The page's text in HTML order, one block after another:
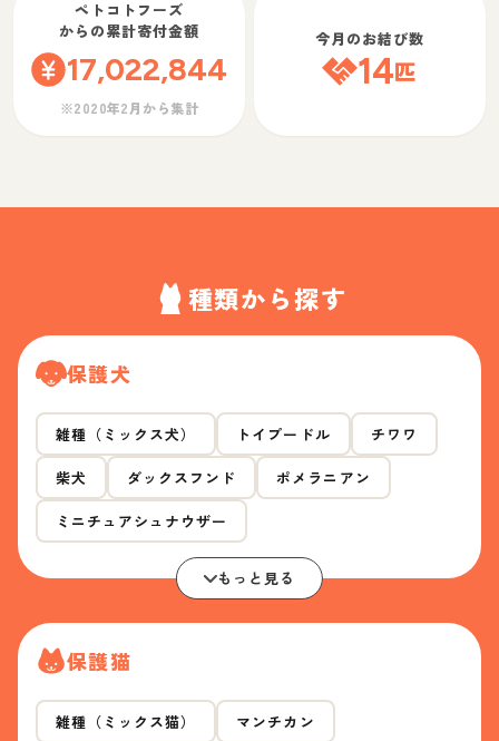
ペトコトフーズ
からの累計寄付金額
17,022,844
※2020年2月から集計
今月のお結び数
14匹
種類から探す
保護犬
雑種（ミックス犬） トイプードル チワワ
柴犬 ダックスフンド ポメラニアン
ミニチュアシュナウザー
もっと見る
保護猫
雑種（ミックス猫） マンチカン